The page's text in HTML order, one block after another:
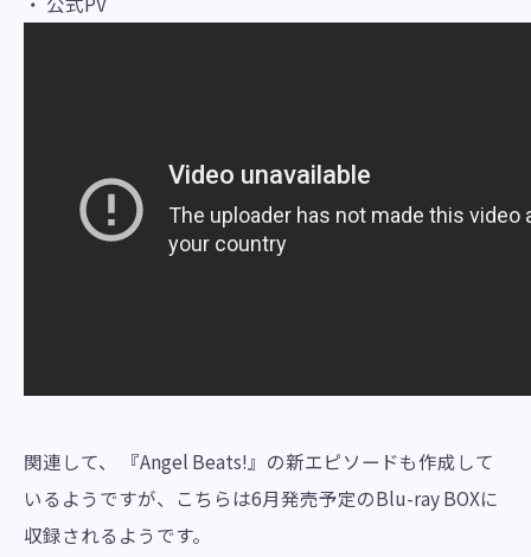
関連して、 『Angel Beats!』の新エピソードも作成して
いるようですが、こちらは6月発売予定のBlu-ray BOXに
収録されるようです。